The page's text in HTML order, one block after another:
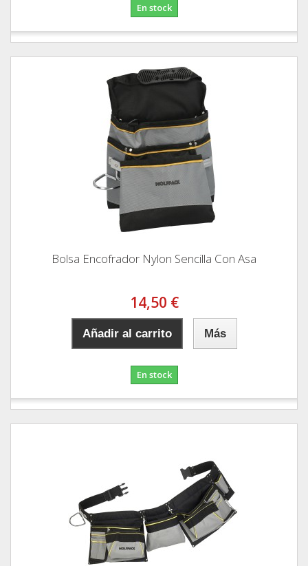
En stock
Bolsa Encofrador Nylon Sencilla Con Asa
14,50 €
Añadir al carrito Más
En stock